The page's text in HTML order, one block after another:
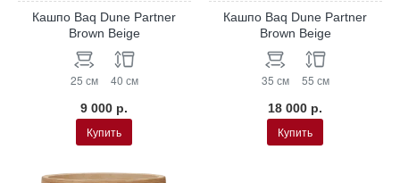
Кашпо Baq Dune Partner
Brown Beige
25 см 40 см
9 000 р.
Купить
Кашпо Baq Dune Partner
Brown Beige
35 см 55 см
18 000 р.
Купить